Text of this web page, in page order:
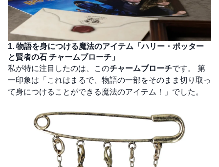
1. 物語を身につける魔法のアイテム「ハリー・ポッター
と賢者の石 チャームブローチ」
私が特に注目したのは、このチャームブローチです。 第
一印象は「これはまるで、物語の一部をそのまま切り取っ
て身につけることができる魔法のアイテム！」でした。